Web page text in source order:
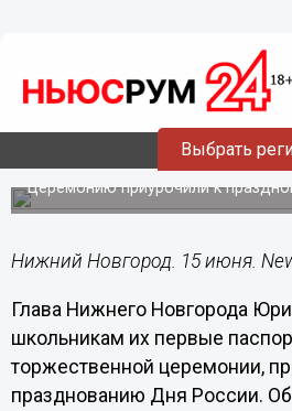
Выбрать
Юрий Шалабаев вручил
нижегородским
первые паспорта
Церемонию приурочили к
Нижний Новгород. 15 июня.
Глава Нижнего Новгорода
школьникам их первые
торжественной церемонии,
празднованию Дня России.